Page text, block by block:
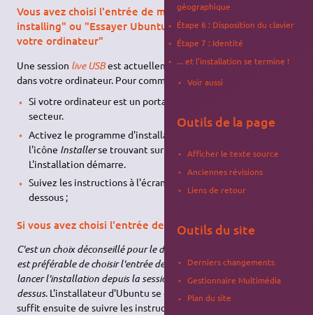
Vous avez choisi l'entrée de menu "Try Ubuntu without
installing" ou "Essayer Ubuntu sans rien changer sur
votre ordinateur"
Une session live USBest actuellement en cours d'exécution
dans votre ordinateur. Pour commencer l'installation d'Ubuntu:
Si votre ordinateur est un portable, branchez-le sur le
secteur.
Activez le programme d'installation en double-cliquant sur
l'icône Installerse trouvant sur le bureau.
L'installation démarre.
Suivez les instructions à l'écran, telles que décrites ci-
dessous ;
Si vous avez choisi l'entrée de menu "Installer Ubuntu"
C'est un choix déconseillé pour le débutant: dans tous les cas, il
est préférable de choisir l'entrée de menu "Essayer Ubuntu" et
lancer l'installation depuis la session live comme expliqué ci-
dessus. L'installateur d'Ubuntu se charge directement. Il vous
suffit ensuite de suivre les instructions à l'écran, telles que
géographique
Étape 6 : Disposition du clavier
Étape 7 : Identité
... et l'installation se termine !
Voir aussi
Outils de la page
Afficher le texte source
Anciennes révisions
Liens de retour
Outils du site
Derniers changements
Gestionnaire Multimédia
Plan du site